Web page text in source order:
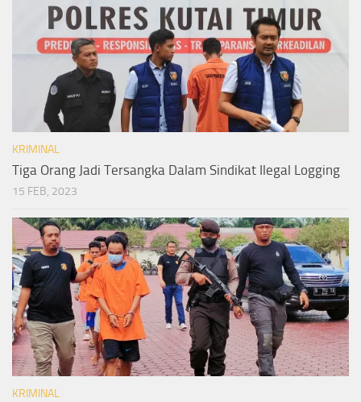
KRIMINAL
Tiga Orang Jadi Tersangka Dalam Sindikat Ilegal Logging
15 FEB, 2023
KRIMINAL